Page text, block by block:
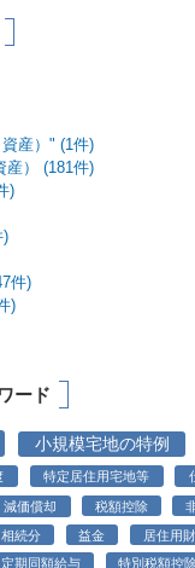
産）" (1件)
産） (181件)
)
)
件)
)
ード
小規模宅地の特例
特定居住用宅地等
減価償却 税額控除
相続分 益金
居住用
定期同額給与 特別税額控